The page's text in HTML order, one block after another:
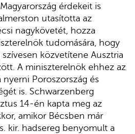
érdekeit is
utasította az
nagykövetét, hozza
tudomására, hogy
szívesen közvetítene Ausztria
A miniszterelnök ehhez az
Poroszország és
is. Schwarzenberg
14-én kapta meg az
amikor Bécsben már
kir. hadsereg benyomult a